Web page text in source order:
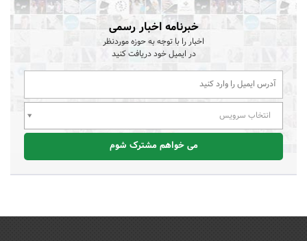
خبرنامه اخبار رسمی
اخبار را با توجه به حوزه موردنظر
در ایمیل خود دریافت کنید
انتخاب سرویس
می خواهم مشترک شوم